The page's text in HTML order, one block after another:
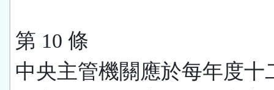
第 10 條
中央主管機關應於每年度十